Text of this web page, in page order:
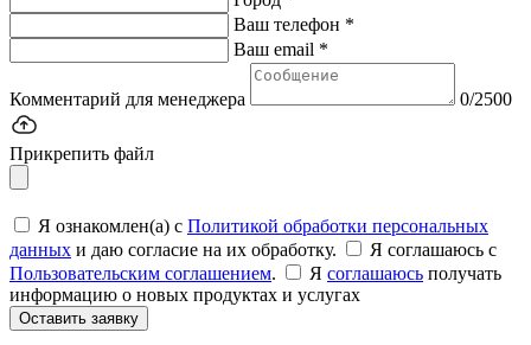
Ваш телефон *
Ваш email *
Комментарий для менеджера 0/2500
Прикрепить файл
Я ознакомлен(а) с Политикой обработки персональных
данных и даю согласие на их обработку.
Я соглашаюсь c
Пользовательским соглашением. Я соглашаюсь получать
информацию о новых продуктах и услугах
Оставить заявку